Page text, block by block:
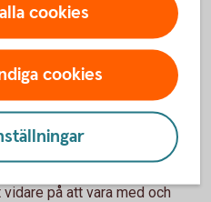
oss stannar lokalt i vårt
olika sätt tillbaka till
har dina bankaffärer i
du till med utvecklingen av
känner vi oss stolta över vad
på att vara med och
cookies
cookies